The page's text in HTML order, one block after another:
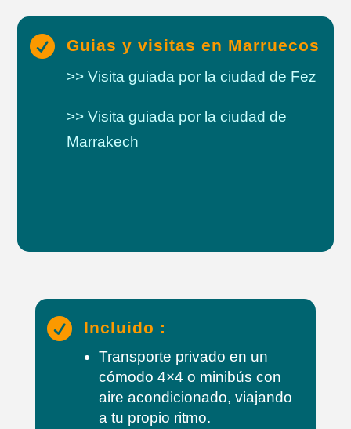
 Guias y visitas en Marruecos
>> Visita guiada por la ciudad de Fez
>> Visita guiada por la ciudad de
Marrakech
 Incluido :
Transporte privado en un
cómodo 4×4 o minibús con
aire acondicionado, viajando
a tu propio ritmo.